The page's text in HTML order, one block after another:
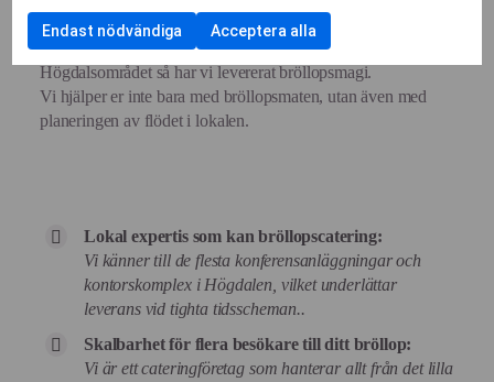
logistiska utmaningar innan de uppstår.
Från de centrala delarna av Högdalen till övriga delar av
Högdalsområdet så har vi levererat bröllopsmagi.
Vi hjälper er inte bara med bröllopsmaten, utan även med
planeringen av flödet i lokalen.
Lokal expertis som kan bröllopscatering:
Vi känner till de flesta konferensanläggningar och
kontorskomplex i Högdalen, vilket underlättar
leverans vid tighta tidsscheman..
Skalbarhet för flera besökare till ditt bröllop:
Vi är ett cateringföretag som hanterar allt från det lilla
för
annonsmätning
användning
av
Cookies
för
personlig
annonsmätning
att
samtycka
till
användning
av
Cookies
för
Endast nödvändiga Acceptera alla